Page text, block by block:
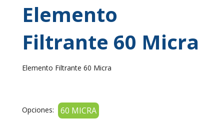
Elemento
Filtrante 60 Micra
Elemento Filtrante 60 Micra
Opciones: 60 MICRA